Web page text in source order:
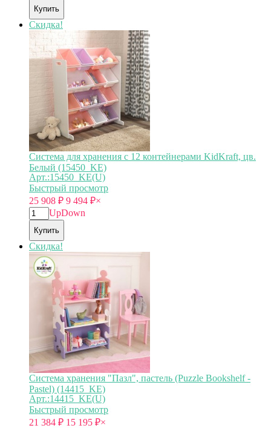
Купить
Скидка!
Система для хранения с 12 контейнерами KidKraft, цв.
Белый (15450_KE)
Арт.:15450_KE(U)
Быстрый просмотр
25 908 ₽ 9 494 ₽×
UpDown
Купить
Скидка!
Система хранения "Пазл", пастель (Puzzle Bookshelf -
Pastel) (14415_KE)
Арт.:14415_KE(U)
Быстрый просмотр
21 384 ₽ 15 195 ₽×